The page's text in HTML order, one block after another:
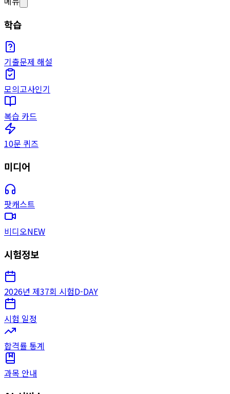
학습
기출문제 해설
모의고사인기
복습 카드
10문 퀴즈
미디어
팟캐스트
비디오NEW
시험정보
2026년 제37회 시험D-DAY
시험 일정
합격률 통계
과목 안내